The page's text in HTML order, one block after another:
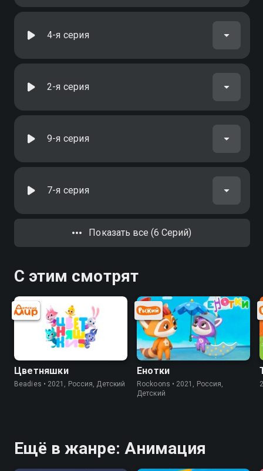
4-я серия
2-я серия
9-я серия
7-я серия
Показать все (6 Серий)
С этим смотрят
Цветняшки
Beadies • 2021, Россия, Детский
Енотки
Rockoons • 2021, Россия,
Детский
Ещё в жанре: Анимация